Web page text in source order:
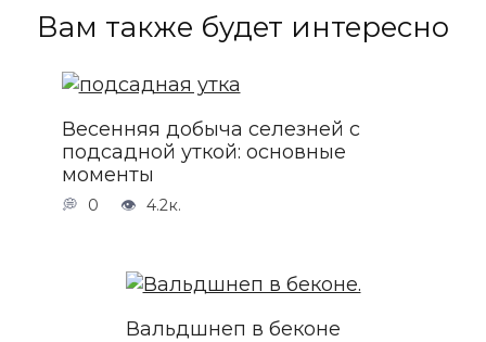
Вам также будет интересно
Весенняя добыча селезней с
подсадной уткой: основные
моменты
0 4.2к.
Вальдшнеп в беконе